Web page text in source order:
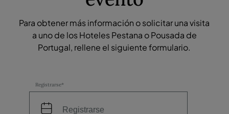
Para obtener más información o solicitar una visita
a uno de los Hoteles Pestana o Pousada de
Portugal, rellene el siguiente formulario.
Registrarse*